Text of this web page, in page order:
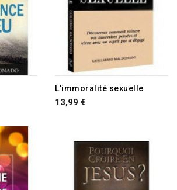
RUPTURE DE STOCK
L'immoralité sexuelle
13,99 €